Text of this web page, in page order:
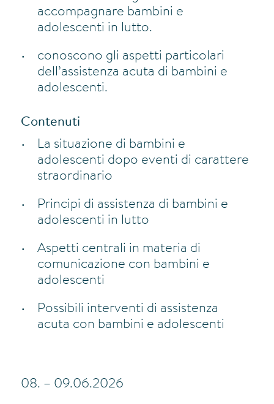
accompagnare bambini e
adolescenti in lutto.
conoscono gli aspetti particolari
dell’assistenza acuta di bambini e
adolescenti.
Contenuti
La situazione di bambini e
adolescenti dopo eventi di carattere
straordinario
Principi di assistenza di bambini e
adolescenti in lutto
Aspetti centrali in materia di
comunicazione con bambini e
adolescenti
Possibili interventi di assistenza
acuta con bambini e adolescenti
08. – 09.06.2026